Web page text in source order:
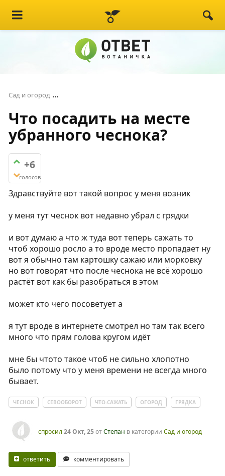
Сад и огород
Что посадить на месте
убранного чеснока?
+6
голосов
Здравствуйте вот такой вопрос у меня возник
у меня тут чеснок вот недавно убрал с грядки
и вот думаю а что ж туда вот теперь сажать то
чтоб хорошо росло а то вроде место пропадает ну
вот я обычно там картошку сажаю или морковку
но вот говорят что после чеснока не всё хорошо
растёт вот как бы разобраться в этом
может кто чего посоветует а
я тут вроде в интернете смотрел но там так всего
много что прям голова кругом идёт
мне бы чтото такое чтоб не сильно хлопотно
было потому что у меня времени не всегда много
бывает.
ЧЕСНОК СЕВООБОРОТ ЧТО-САЖАТЬ ОГОРОД ГРЯДКА
спросил 24 Окт, 25отСтепан в категории Сад и огород
ответить комментировать